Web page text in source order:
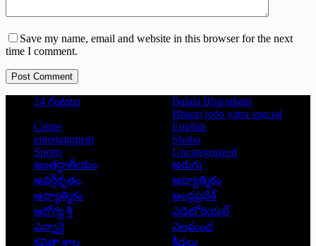
Save my name, email and website in this browser for the next
time I comment.
Post Comment
24 గంటలు
Balala Bharatham
Bharat jodo yatra special
Crime
English
entertainment
Shoba
Sports
Uncategorized
అంతర్జాతీయం
అరుగు
అవర్గీకృతం
ఆద్యాత్మికం
ఆధ్యాత్మికం
ఆంధ్రప్రదేశ్
ఆరోగ్య శ్రీ
ఎడిటోరియల్
ఎన్నారై
ఎలమంద
కవితా శాల
క్రీడలు